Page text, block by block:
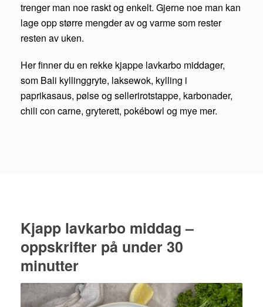
trenger man noe raskt og enkelt. Gjerne noe man kan
lage opp større mengder av og varme som rester
resten av uken.
Her finner du en rekke kjappe lavkarbo middager,
som Bali kyllinggryte, laksewok, kylling i
paprikasaus, pølse og sellerirotstappe, karbonader,
chili con carne, gryterett, pokébowl og mye mer.
Kjapp lavkarbo middag –
oppskrifter på under 30
minutter